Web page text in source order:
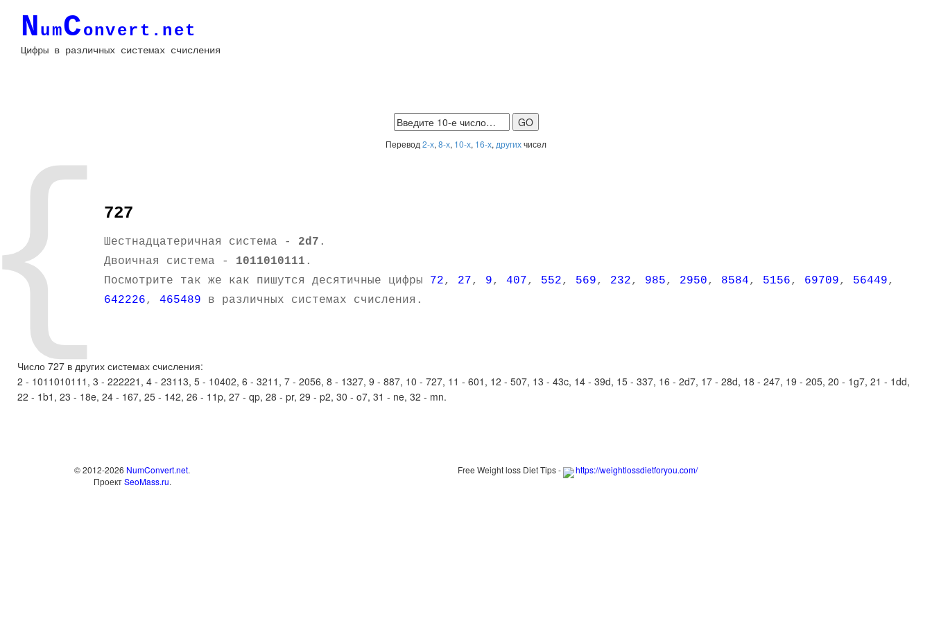
NumConvert.net
Цифры в различных системах счисления
Перевод 2-х, 8-х, 10-х, 16-х, другихчисел
727
Шестнадцатеричная система - 2d7 .
Двоичная система - 1011010111 .
Посмотрите так же как пишутся десятичные цифры 72, 27, 9, 407, 552, 569, 232, 985, 2950, 8584, 5156, 69709, 56449,
642226, 465489 в различных системах счисления.
Число 727 в других системах счисления:
2 - 1011010111, 3 - 222221, 4 - 23113, 5 - 10402, 6 - 3211, 7 - 2056, 8 - 1327, 9 - 887, 10 - 727, 11 - 601, 12 - 507, 13 - 43c, 14 - 39d, 15 - 337, 16 - 2d7, 17 - 28d, 18 - 247, 19 - 205, 20 - 1g7, 21 - 1dd,
22 - 1b1, 23 - 18e, 24 - 167, 25 - 142, 26 - 11p, 27 - qp, 28 - pr, 29 - p2, 30 - o7, 31 - ne, 32 - mn.
© 2012-2026 NumConvert.net.
ПроектSeoMass.ru.
Free Weight loss Diet Tips - https://weightlossdietforyou.com/